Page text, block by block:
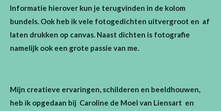
Informatie hierover kun je terugvinden in de kolom
bundels. Ook heb ik vele fotogedichten uitvergroot en af
laten drukken op canvas. Naast dichten is fotografie
namelijk ook een grote passie van me.
Mijn creatieve ervaringen, schilderen en beeldhouwen,
heb ik opgedaan bij Caroline de Moel van Liensart en